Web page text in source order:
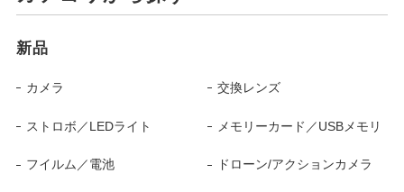
新品
カメラ 交換レンズ
ストロボ／LEDライト メモリーカード／USBメモリ
フイルム／電池 ドローン/アクションカメラ